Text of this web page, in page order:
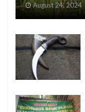
August 24, 2024